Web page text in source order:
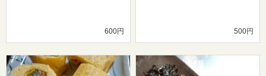
600円 500円